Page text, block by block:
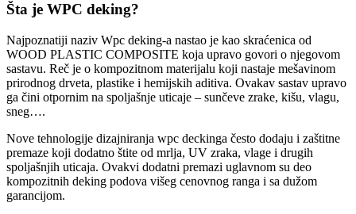
Šta je WPC deking?
Najpoznatiji naziv Wpc deking-a nastao je kao skraćenica od
WOOD PLASTIC COMPOSITE koja upravo govori o njegovom
sastavu. Reč je o kompozitnom materijalu koji nastaje mešavinom
prirodnog drveta, plastike i hemijskih aditiva. Ovakav sastav upravo
ga čini otpornim na spoljašnje uticaje – sunčeve zrake, kišu, vlagu,
sneg….
Nove tehnologije dizajniranja wpc deckinga često dodaju i zaštitne
premaze koji dodatno štite od mrlja, UV zraka, vlage i drugih
spoljašnjih uticaja. Ovakvi dodatni premazi uglavnom su deo
kompozitnih deking podova višeg cenovnog ranga i sa dužom
garancijom.